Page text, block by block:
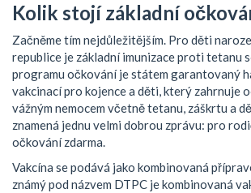
Kolik stojí základní
Začněme tím nejdůležitějším. Pro děti
republice je základní imunizace proti tetanu
programu očkováníjestátem garantovaný
vakcinací pro kojence a děti, který zahrnuje
vážným nemocem včetně tetanu, záškrtu a
znamená jednu velmi dobrou zprávu: pro
očkování zdarma.
Vakcína se podává jako kombinovaná
známý pod názvem DTPC jekombinovaná